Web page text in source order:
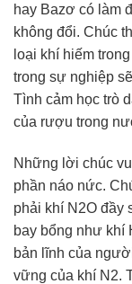
hay Bazơ có làm
không đổi. Chúc
loại khí hiếm
trong sự nghiệp
Tình cảm học trò
của rượu trong
Những lời chúc
phần náo nức.
phải khí N2O đầy
bay bổng như khí
bản lĩnh của
vững của khí N2.